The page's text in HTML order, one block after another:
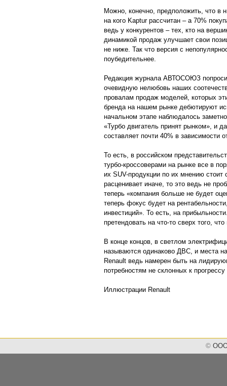
Можно, конечно, предположить, что в
на кого Kaptur рассчитан – а 70%
ведь у конкурентов – тех, кто на
динамикой продаж улучшает свои
не ниже. Так что версия с
поубедительнее.
Редакция журнала АВТОСОЮЗ
очевидную нелюбовь наших
провалам продаж моделей, которых
бренда на нашем рынке дебютируют
начальном этапе наблюдалось
«Турбо двигатель принят рынком», и
составляет почти 40% в зависимости
То есть, в российском
турбо-кроссоверами на рынке все в
их SUV-продукции по их мнению
расценивает иначе, то это ведь не
теперь «компания больше не будет
теперь фокус будет на
инвестиций». То есть, на
претендовать на что-то сверх того,
В конце концов, в светлом
называются одинаково ДВС, и места
Renault ведь намерен быть на
потребностям не склонных к
Иллюстрации Renault
© ООО